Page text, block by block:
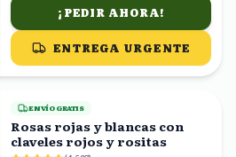
¡PEDIR AHORA!
ENTREGA URGENTE
ENVÍO GRATIS
Rosas rojas y blancas con
claveles rojos y rositas